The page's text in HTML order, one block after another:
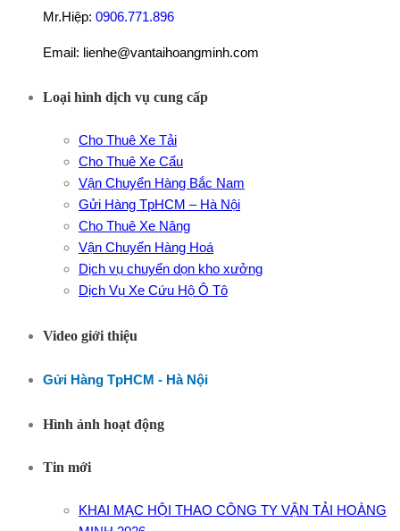
Mr.Hiệp: 0906.771.896
Email: lienhe@vantaihoangminh.com
Loại hình dịch vụ cung cấp
Cho Thuê Xe Tải
Cho Thuê Xe Cẩu
Vận Chuyển Hàng Bắc Nam
Gửi Hàng TpHCM – Hà Nội
Cho Thuê Xe Nâng
Vận Chuyển Hàng Hoá
Dịch vụ chuyển dọn kho xưởng
Dịch Vụ Xe Cứu Hộ Ô Tô
Video giới thiệu
Gửi Hàng TpHCM - Hà Nội
Hình ảnh hoạt động
Tin mới
KHAI MẠC HỘI THAO CÔNG TY VẬN TẢI HOÀNG